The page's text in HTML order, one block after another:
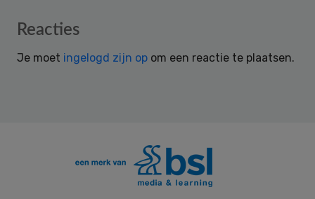
Reader
Reacties
Je moet ingelogd zijn op om een reactie te plaatsen.